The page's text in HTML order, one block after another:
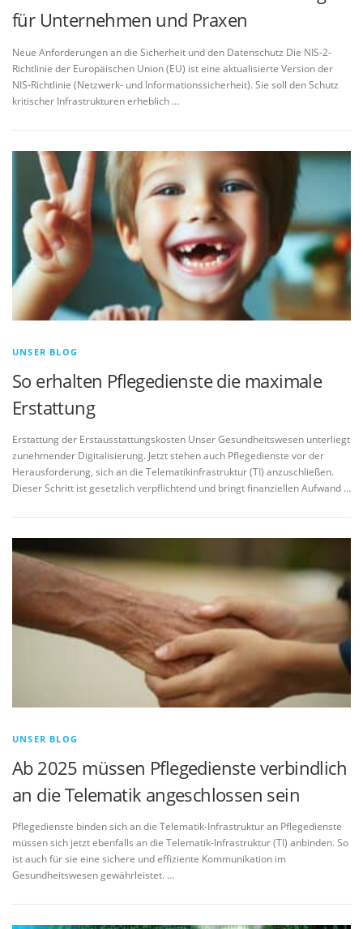
für Unternehmen und Praxen
Neue Anforderungen an die Sicherheit und den Datenschutz Die NIS-2-
Richtlinie der Europäischen Union (EU) ist eine aktualisierte Version der
NIS-Richtlinie (Netzwerk- und Informationssicherheit). Sie soll den Schutz
kritischer Infrastrukturen erheblich …
UNSER BLOG
So erhalten Pflegedienste die maximale
Erstattung
Erstattung der Erstausstattungskosten Unser Gesundheitswesen unterliegt
zunehmender Digitalisierung. Jetzt stehen auch Pflegedienste vor der
Herausforderung, sich an die Telematikinfrastruktur (TI) anzuschließen.
Dieser Schritt ist gesetzlich verpflichtend und bringt finanziellen Aufwand …
UNSER BLOG
Ab 2025 müssen Pflegedienste verbindlich
an die Telematik angeschlossen sein
Pflegedienste binden sich an die Telematik-Infrastruktur an Pflegedienste
müssen sich jetzt ebenfalls an die Telematik-Infrastruktur (TI) anbinden. So
ist auch für sie eine sichere und effiziente Kommunikation im
Gesundheitswesen gewährleistet. …